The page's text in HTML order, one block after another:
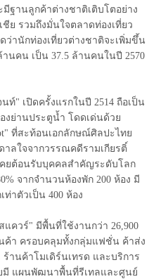
ฐานลูกค้าต่างชาติเติบโตอย่าง
ชีย รวมถึงมั่นใจตลาดท่องเที่ยว
ว่านักท่องเที่ยวต่างชาติจะเพิ่มขึ้น
านคน เป็น 37.5 ล้านคนในปี 2570
ท์" เปิดครั้งแรกในปี 2514 ถือเป็น
งย่านประตูน้ำ โดดเด่นด้วย
ที่สะท้อนเอกลักษณ์ศิลปะไทย
ลใจจากวรรณคดีรามเกียรติ์
คยต้อนรับบุคคลสำคัญระดับโลก
จากจำนวนห้องพัก 200 ห้อง มี
ท่าตัวเป็น 400 ห้อง
วร์" มีพื้นที่ใช้งานกว่า 26,900
ค้า ครอบคลุมทั้งกลุ่มแฟชั่น ค้าส่ง
านค้าโมเดิร์นเทรด และบริการ
มี แผนพัฒนาพื้นที่รีเทลและศูนย์